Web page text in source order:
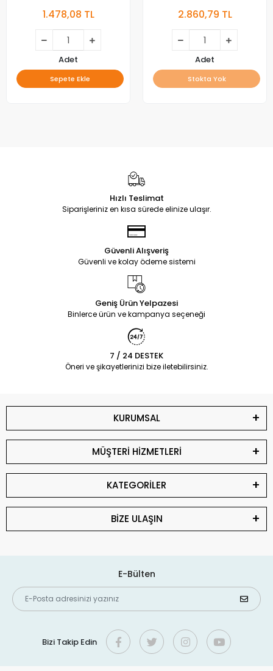
BACKLIGHT, SAMSUNG,
1.478,08 TL
Adet
Sepete Ekle
BACKLIGHT, TPT650US-
2.860,79 TL
Adet
Stokta Yok
Hızlı Teslimat
Siparişleriniz en kısa sürede elinize ulaşır.
Güvenli Alışveriş
Güvenli ve kolay ödeme sistemi
Geniş Ürün Yelpazesi
Binlerce ürün ve kampanya seçeneği
7 / 24 DESTEK
Öneri ve şikayetlerinizi bize iletebilirsiniz.
KURUMSAL
MÜŞTERİ HİZMETLERİ
KATEGORİLER
BİZE ULAŞIN
E-Bülten
Bizi Takip Edin